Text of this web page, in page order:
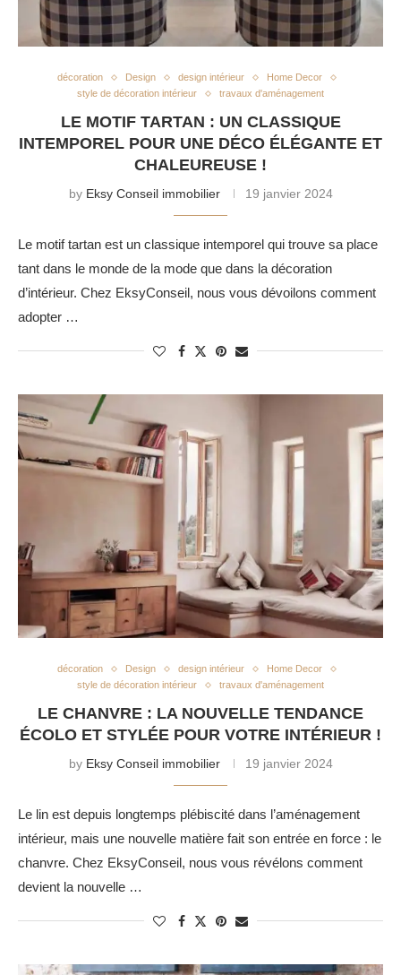
décoration Design design intérieur
Home Decor
style de décoration intérieur
travaux d'aménagement
LE MOTIF TARTAN : UN CLASSIQUE
INTEMPOREL POUR UNE DÉCO ÉLÉGANTE ET
CHALEUREUSE !
by Eksy Conseil immobilier 19 janvier 2024
Le motif tartan est un classique intemporel qui trouve sa place
tant dans le monde de la mode que dans la décoration
d’intérieur. Chez EksyConseil, nous vous dévoilons comment
adopter …
décoration Design design intérieur
Home Decor
style de décoration intérieur
travaux d'aménagement
LE CHANVRE : LA NOUVELLE TENDANCE
ÉCOLO ET STYLÉE POUR VOTRE INTÉRIEUR !
by Eksy Conseil immobilier 19 janvier 2024
Le lin est depuis longtemps plébiscité dans l’aménagement
intérieur, mais une nouvelle matière fait son entrée en force : le
chanvre. Chez EksyConseil, nous vous révélons comment
devient la nouvelle …